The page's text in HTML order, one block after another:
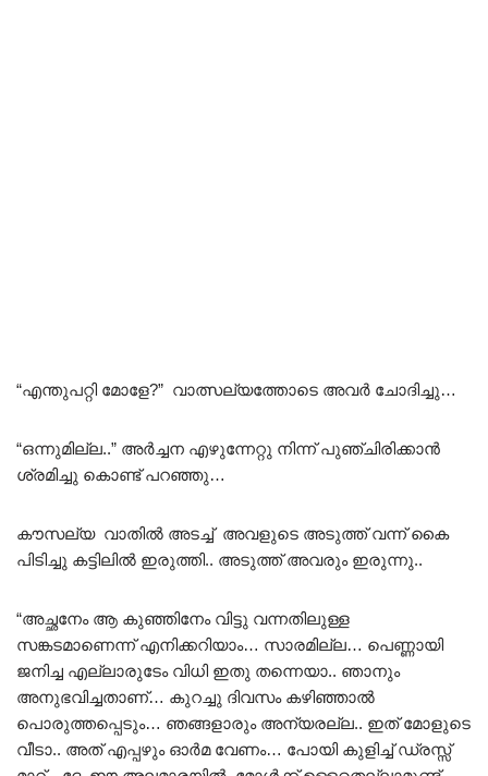
“എന്തുപറ്റി മോളേ?” വാത്സല്യത്തോടെ അവർ ചോദിച്ചു…
“ഒന്നുമില്ല..” അർച്ചന എഴുന്നേറ്റു നിന്ന് പുഞ്ചിരിക്കാൻ
ശ്രമിച്ചു കൊണ്ട് പറഞ്ഞു…
കൗസല്യ വാതിൽ അടച്ച് അവളുടെ അടുത്ത് വന്ന് കൈ
പിടിച്ചു കട്ടിലിൽ ഇരുത്തി.. അടുത്ത് അവരും ഇരുന്നു..
“അച്ഛനേം ആ കുഞ്ഞിനേം വിട്ടു വന്നതിലുള്ള
സങ്കടമാണെന്ന് എനിക്കറിയാം… സാരമില്ല… പെണ്ണായി
ജനിച്ച എല്ലാരുടേം വിധി ഇതു തന്നെയാ.. ഞാനും
അനുഭവിച്ചതാണ്… കുറച്ചു ദിവസം കഴിഞ്ഞാൽ
പൊരുത്തപ്പെടും… ഞങ്ങളാരും അന്യരല്ല.. ഇത് മോളുടെ
വീടാ.. അത് എപ്പഴും ഓർമ വേണം… പോയി കുളിച്ച് ഡ്രസ്സ്‌